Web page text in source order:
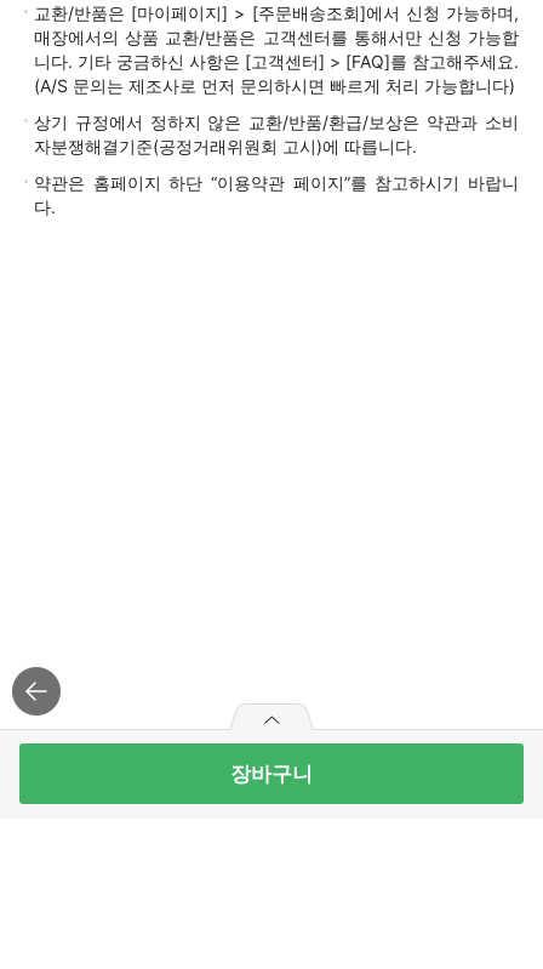
교환/반품은 [마이페이지] > [주문배송조회]에서 신청 가능하며,
매장에서의 상품 교환/반품은 고객센터를 통해서만 신청 가능합
니다. 기타 궁금하신 사항은 [고객센터] > [FAQ]를 참고해주세요.
(A/S 문의는 제조사로 먼저 문의하시면 빠르게 처리 가능합니다)
상기 규정에서 정하지 않은 교환/반품/환급/보상은 약관과 소비
자분쟁해결기준(공정거래위원회 고시)에 따릅니다.
약관은 홈페이지 하단 “이용약관 페이지”를 참고하시기 바랍니
다.
장바구니